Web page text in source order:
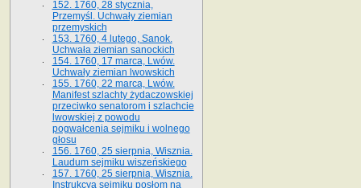
152. 1760, 28 stycznia,
Przemyśl. Uchwały ziemian
przemyskich
153. 1760, 4 lutego, Sanok.
Uchwała ziemian sanockich
154. 1760, 17 marca, Lwów.
Uchwały ziemian lwowskich
155. 1760, 22 marca, Lwów.
Manifest szlachty żydaczowskiej
przeciwko senatorom i szlachcie
lwowskiej z po­wodu
pogwałcenia sejmiku i wolnego
głosu
156. 1760, 25 sierpnia, Wisznia.
Laudum sejmiku wiszeńskiego
157. 1760, 25 sierpnia, Wisznia.
Instrukcya sejmiku posłom na